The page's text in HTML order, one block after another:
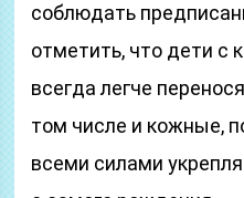
соблюдать
отметить, что дети с
всегда легче
том числе и кожные,
всеми силами